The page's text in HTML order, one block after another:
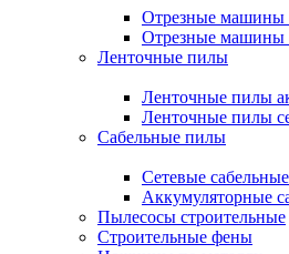
Отрезные машины
Отрезные машины
Ленточные пилы
Ленточные пилы
Ленточные пилы
Сабельные пилы
Сетевые
Аккумуляторные
Пылесосы строительные
Строительные фены